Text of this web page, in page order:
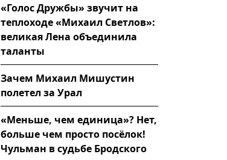
«Голос Дружбы» звучит на
теплоходе «Михаил Светлов»:
великая Лена объединила
таланты
Зачем Михаил Мишустин
полетел за Урал
«Меньше, чем единица»? Нет,
больше чем просто посёлок!
Чульман в судьбе Бродского